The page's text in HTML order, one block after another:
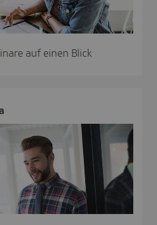
auf einen Blick